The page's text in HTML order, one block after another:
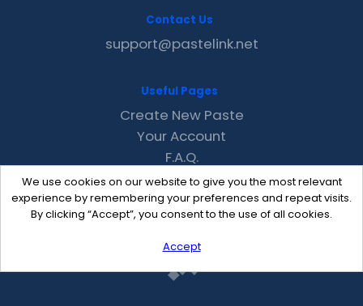
We use cookies on our website to give you the most relevant
experience by remembering your preferences and repeat visits.
By clicking “Accept”, you consent to the use of all cookies.
Accept
Contact Us
support@pastelink.net
Useful Pages
Create New Paste
Your Account
F.A.Q.
Recent
Contact